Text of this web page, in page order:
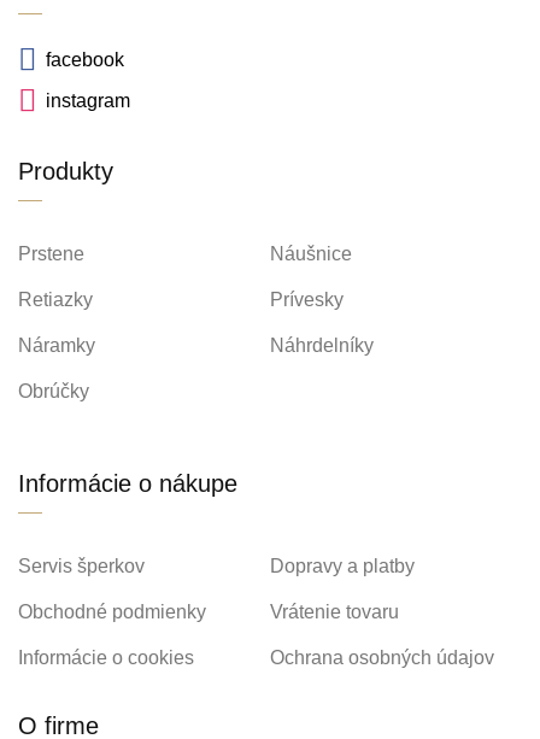
facebook
instagram
Produkty
Prstene Náušnice
Retiazky Prívesky
Náramky Náhrdelníky
Obrúčky
Informácie o nákupe
Servis šperkov Dopravy a platby
Obchodné podmienky Vrátenie tovaru
Informácie o cookies Ochrana osobných údajov
O firme